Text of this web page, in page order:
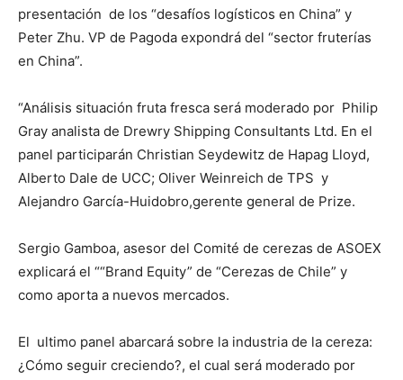
presentación de los “desafíos logísticos en China” y
Peter Zhu. VP de Pagoda expondrá del “sector fruterías
en China”.
“Análisis situación fruta fresca será moderado por Philip
Gray analista de Drewry Shipping Consultants Ltd. En el
panel participarán Christian Seydewitz de Hapag Lloyd,
Alberto Dale de UCC; Oliver Weinreich de TPS y
Alejandro García-Huidobro,gerente general de Prize.
Sergio Gamboa, asesor del Comité de cerezas de ASOEX
explicará el ““Brand Equity” de “Cerezas de Chile” y
como aporta a nuevos mercados.
El ultimo panel abarcará sobre la industria de la cereza:
¿Cómo seguir creciendo?, el cual será moderado por